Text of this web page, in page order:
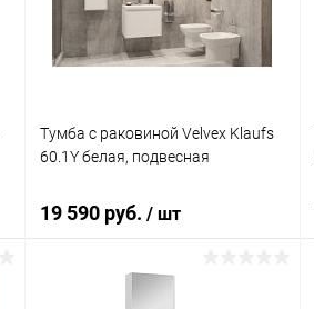
В избранное Под заказ
Тумба с раковиной Velvex Klaufs
60.1Y белая, подвесная
19 590 руб. / шт